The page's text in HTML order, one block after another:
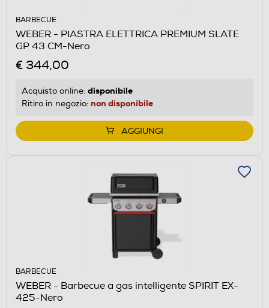
BARBECUE
WEBER - PIASTRA ELETTRICA PREMIUM SLATE
GP 43 CM-Nero
€ 344,00
Acquisto online: disponibile
Ritiro in negozio: non disponibile
AGGIUNGI
BARBECUE
WEBER - Barbecue a gas intelligente SPIRIT EX-
425-Nero